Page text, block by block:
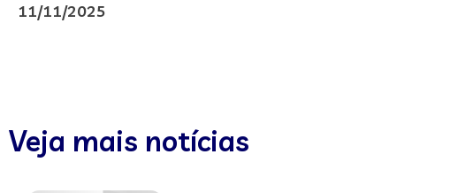
11/11/2025
Veja mais notícias